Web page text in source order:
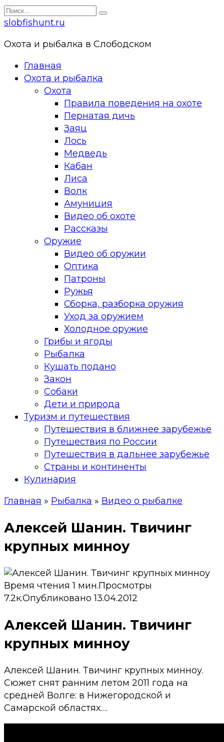
Перейти
к
Search
for:
slobfishunt.ru
Охота и рыбалка в Слободском
Главная
Охота и рыбалка
Охота
Правила поведения на охоте
Пернатая дичь
Заяц
Лось
Медведь
Кабан
Лиса
Волк
Амуниция
Видео об охоте
Рассказы
Оружие
Видео об оружии
Оптика
Патроны
Ружья
Сборка, разборка оружия
Уход за оружием
Холодное оружие
Грибы и ягоды
Рыбалка
Кушать подано
Закон
Собаки
Дети и природа
Туризм и путешествия
Путешествия в ближнее зарубежье
Путешествия по России
Путешествия в дальнее зарубежье
Страны и континенты
Кулинария
Главная » Рыбалка » Видео о рыбалке
Алексей Шанин. Твичинг
крупных минноу
Время чтения 1 мин.Просмотры
7.2к.Опубликовано 13.04.2012
Алексей Шанин. Твичинг
крупных минноу
Алексей Шанин. Твичинг крупных минноу.
Сюжет снят ранним летом 2011 года на
средней Волге: в Нижегородской и
Самарской областях….